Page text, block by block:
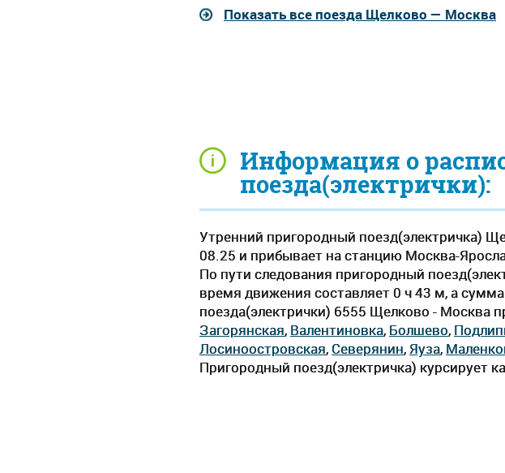
Информация о
поезда(электрички):
Утренний пригородный поезд(электричка)
08.25 и прибывает на станцию Москва-
По пути следования пригородный
время движения составляет 0 ч 43 м, а
поезда(электрички) 6555 Щелково - Москва
Загорянская, Валентиновка, Болшево,
Лосиноостровская, Северянин, Яуза,
Пригородный поезд(электричка) курсирует
Показать все поезда Щелково — Москва